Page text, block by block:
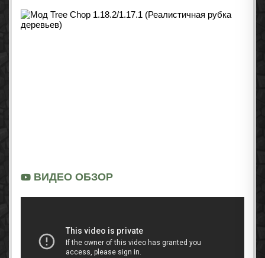
ВИДЕО ОБЗОР